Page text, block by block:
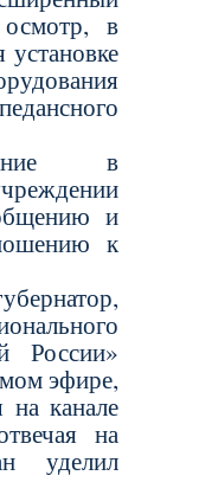
осмотр, в
установке
в
и
к
России»
эфире,
канале
на
уделил